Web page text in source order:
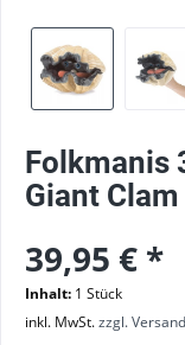
Folkmanis
Giant
39,95 € *
Inhalt: 1 Stück
inkl. MwSt.zzgl.